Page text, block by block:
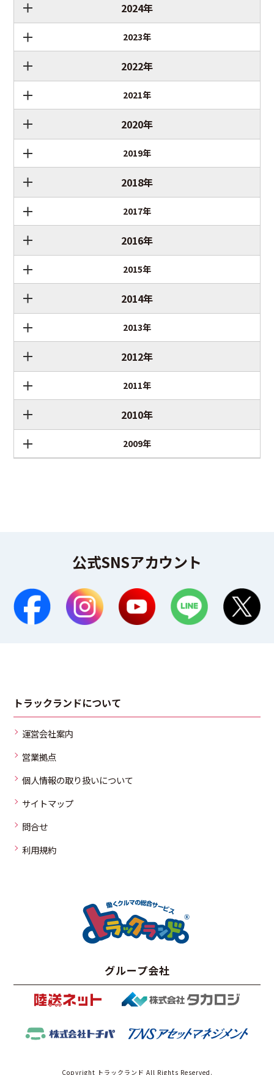
2024年
2023年
2022年
2021年
2020年
2019年
2018年
2017年
2016年
2015年
2014年
2013年
2012年
2011年
2010年
2009年
公式SNSアカウント
トラックランドについて
運営会社案内
営業拠点
個人情報の取り扱いについて
サイトマップ
問合せ
利用規約
グループ会社
Copyright トラックランド All Rights Reserved.